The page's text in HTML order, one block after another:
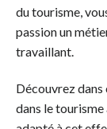
du tourisme,
passion un
travaillant.
Découvrez
dans le